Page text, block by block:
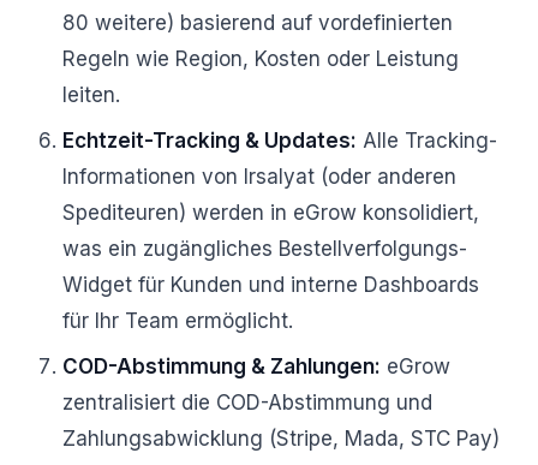
80 weitere) basierend auf vordefinierten
Regeln wie Region, Kosten oder Leistung
leiten.
Echtzeit-Tracking & Updates: Alle Tracking-
Informationen von Irsalyat (oder anderen
Spediteuren) werden in eGrow konsolidiert,
was ein zugängliches Bestellverfolgungs-
Widget für Kunden und interne Dashboards
für Ihr Team ermöglicht.
COD-Abstimmung & Zahlungen: eGrow
zentralisiert die COD-Abstimmung und
Zahlungsabwicklung (Stripe, Mada, STC Pay)